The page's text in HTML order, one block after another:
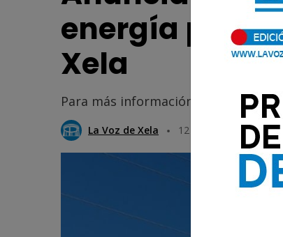
energía para
Xela
Para más información, los vecinos
La Voz de Xela 12 Junio 2026 11:49